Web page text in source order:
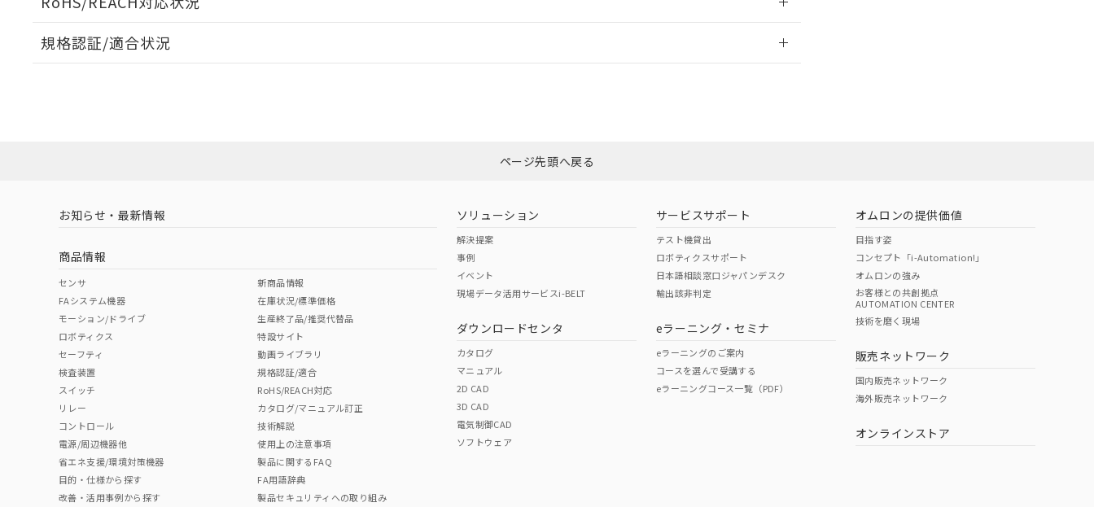
EU RoHS 注意事項・凡例
ダウンロードはこちら
中国 RoHS 注意事項・凡例
中国 RoHS表
Pb Hg Cr(VI)
O O
"対応済み"や非含有の記載がされた商品であっても、流通在庫等で未対応品が混在する可能性があります。
非含有品が必要な際は、弊社営業部門もしくは販売店へお問い合わせください。
規格認証/適合状況
ページ先頭へ戻る
お知らせ・最新情報
商品情報
センサ
FAシステム機器
モーション/ドライブ
ロボティクス
セーフティ
検査装置
スイッチ
リレー
コントロール
電源/周辺機器他
省エネ支援/環境対策機器
目的・仕様から探す
改善・活用事例から探す
新商品情報
在庫状況/標準価格
生産終了品/推奨代替品
特設サイト
動画ライブラリ
規格認証/適合
RoHS/REACH対応
カタログ/マニュアル訂正
技術解説
使用上の注意事項
製品に関するFAQ
FA用語辞典
製品セキュリティへの取り組み
ソリューション
解決提案
事例
イベント
現場データ活用サービスi-BELT
ダウンロードセンタ
カタログ
マニュアル
2D CAD
3D CAD
電気制御CAD
ソフトウェア
サービスサポート
テスト機貸出
ロボティクスサポート
日本語相談窓口ジャパンデスク
輸出該非判定
eラーニング・セミナ
eラーニングのご案内
コースを選んで受講する
eラーニングコース一覧（PDF）
オムロンの提供価値
目指す姿
コンセプト「i-Automation!」
オムロンの強み
お客様との共創拠点
AUTOMATION CENTER
技術を磨く現場
販売ネットワーク
国内販売ネットワーク
海外販売ネットワーク
オンラインストア